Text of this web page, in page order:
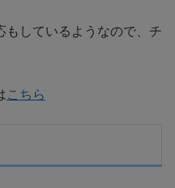
もしているようなので、チ
こちら